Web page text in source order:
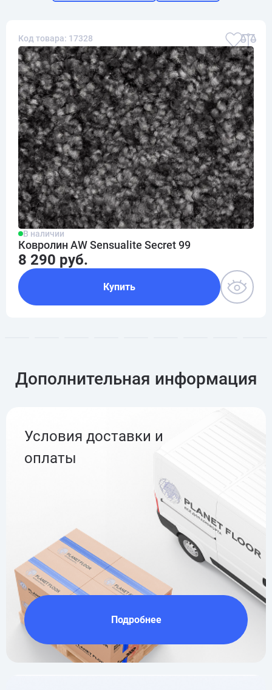
Код товара: 17328
В наличии
Ковролин AW Sensualite Secret 99
8 290 руб.
Купить
Дополнительная информация
Условия доставки и
оплаты
Подробнее